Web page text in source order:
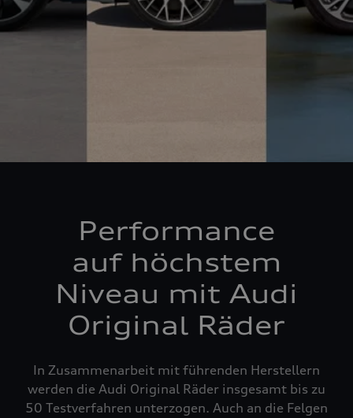
Performance
auf höchstem
Niveau mit Audi
Original Räder
In Zusammenarbeit mit führenden Herstellern
werden die Audi Original Räder insgesamt bis zu
50 Testverfahren unterzogen. Auch an die Felgen